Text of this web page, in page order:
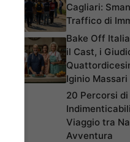
Cagliari:
Traffico di
Bake Off
il Cast, i
Iginio Massari
20 Percorsi
Viaggio tra
Avventura